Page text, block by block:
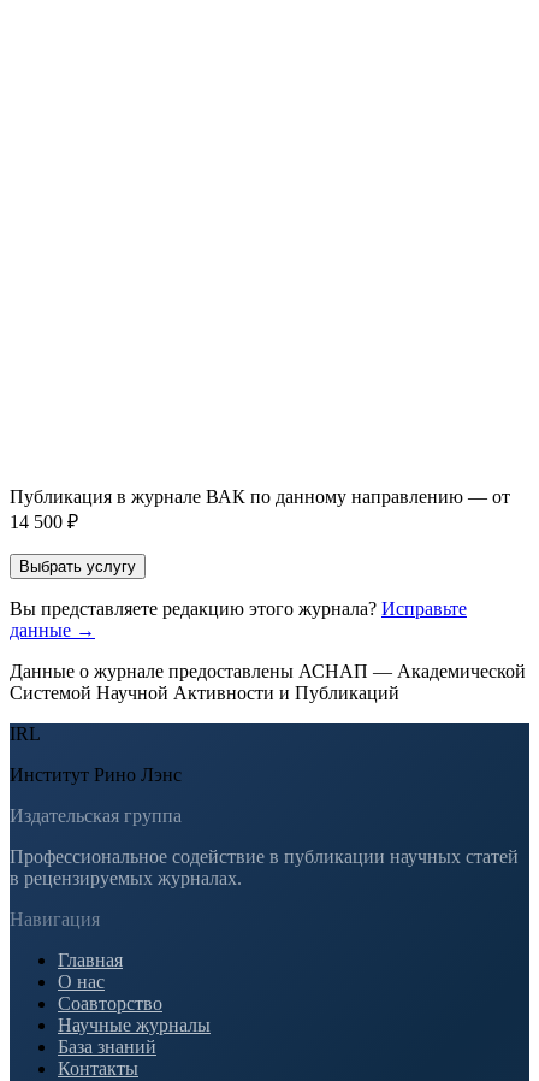
Публикация в журнале ВАК по данному направлению — от
14 500 ₽
Выбрать услугу
Вы представляете редакцию этого журнала? Исправьте
данные →
Данные о журнале предоставлены АСНАП — Академической
Системой Научной Активности и Публикаций
IRL
Институт Рино Лэнс
Издательская группа
Профессиональное содействие в публикации научных статей
в рецензируемых журналах.
Навигация
Главная
О нас
Соавторство
Научные журналы
База знаний
Контакты